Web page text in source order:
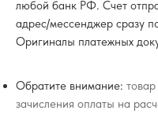
любой банк РФ. Счет
адрес/мессенджер сразу
Оригиналы платежных
Обратите внимание:
зачисления оплаты на